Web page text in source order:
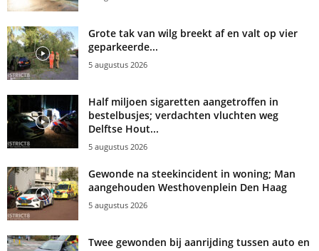
Grote tak van wilg breekt af en valt op vier
geparkeerde...
5 augustus 2026
Half miljoen sigaretten aangetroffen in
bestelbusjes; verdachten vluchten weg
Delftse Hout...
5 augustus 2026
Gewonde na steekincident in woning; Man
aangehouden Westhovenplein Den Haag
5 augustus 2026
Twee gewonden bij aanrijding tussen auto en